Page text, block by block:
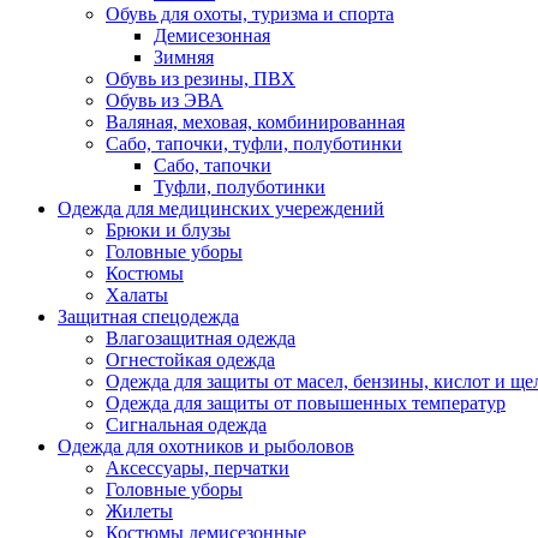
Обувь для охоты, туризма и спорта
Демисезонная
Зимняя
Обувь из резины, ПВХ
Обувь из ЭВА
Валяная, меховая, комбинированная
Сабо, тапочки, туфли, полуботинки
Сабо, тапочки
Туфли, полуботинки
Одежда для медицинских учереждений
Брюки и блузы
Головные уборы
Костюмы
Халаты
Защитная спецодежда
Влагозащитная одежда
Огнестойкая одежда
Одежда для защиты от масел, бензины, кислот и
Одежда для защиты от повышенных температур
Сигнальная одежда
Одежда для охотников и рыболовов
Аксессуары, перчатки
Головные уборы
Жилеты
Костюмы демисезонные